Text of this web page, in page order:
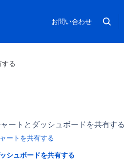
お問い合わせ
る
ートとダッシュボードを共有する
ートを共有する
シュボードを共有する